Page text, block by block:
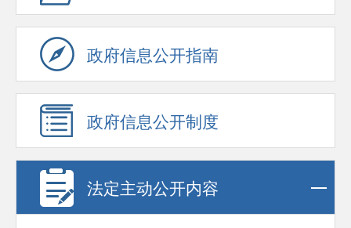
政府信息公开指南
政府信息公开制度
法定主动公开内容